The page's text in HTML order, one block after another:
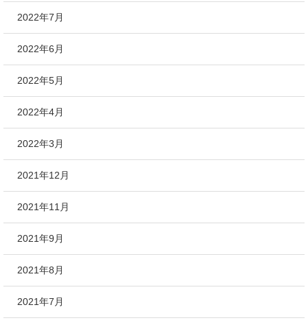
2022年7月
2022年6月
2022年5月
2022年4月
2022年3月
2021年12月
2021年11月
2021年9月
2021年8月
2021年7月